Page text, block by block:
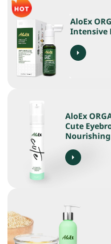
AloEx
Intensive
AloEx
Cute